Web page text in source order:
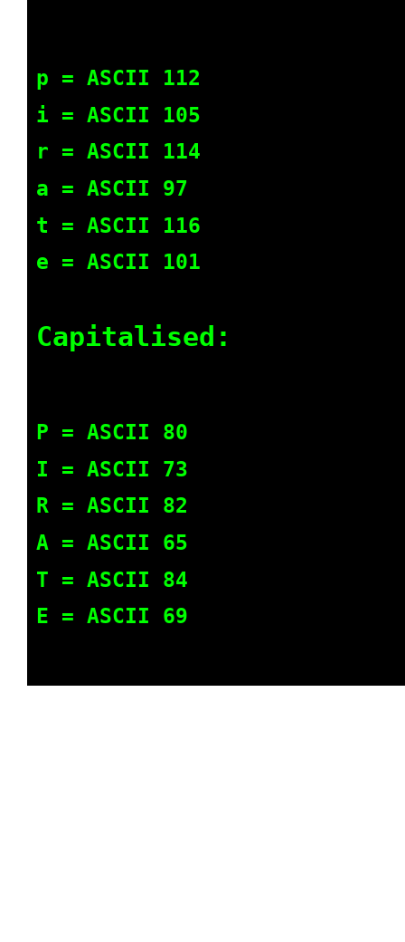
p = ASCII 112
i = ASCII 105
r = ASCII 114
a = ASCII 97
t = ASCII 116
e = ASCII 101
Capitalised:
P = ASCII 80
I = ASCII 73
R = ASCII 82
A = ASCII 65
T = ASCII 84
E = ASCII 69